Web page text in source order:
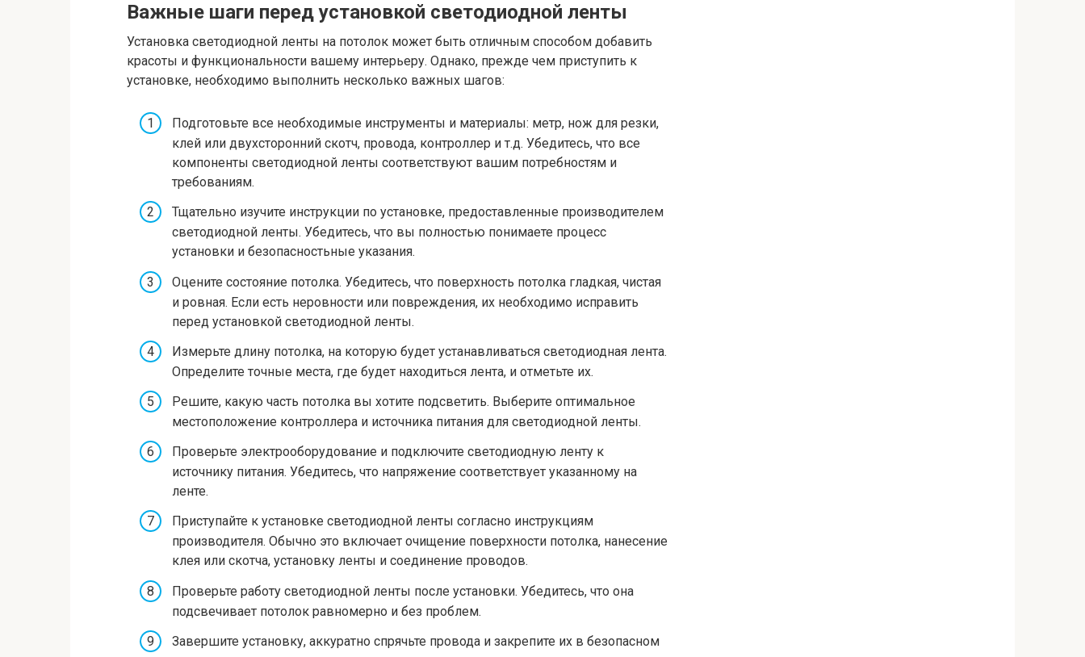
Важные шаги перед установкой светодиодной ленты
Установка светодиодной ленты на потолок может быть отличным способом добавить
красоты и функциональности вашему интерьеру. Однако, прежде чем приступить к
установке, необходимо выполнить несколько важных шагов:
Подготовьте все необходимые инструменты и материалы: метр, нож для резки,
клей или двухсторонний скотч, провода, контроллер и т.д. Убедитесь, что все
компоненты светодиодной ленты соответствуют вашим потребностям и
требованиям.
Тщательно изучите инструкции по установке, предоставленные производителем
светодиодной ленты. Убедитесь, что вы полностью понимаете процесс
установки и безопасностьные указания.
Оцените состояние потолка. Убедитесь, что поверхность потолка гладкая, чистая
и ровная. Если есть неровности или повреждения, их необходимо исправить
перед установкой светодиодной ленты.
Измерьте длину потолка, на которую будет устанавливаться светодиодная лента.
Определите точные места, где будет находиться лента, и отметьте их.
Решите, какую часть потолка вы хотите подсветить. Выберите оптимальное
местоположение контроллера и источника питания для светодиодной ленты.
Проверьте электрооборудование и подключите светодиодную ленту к
источнику питания. Убедитесь, что напряжение соответствует указанному на
ленте.
Приступайте к установке светодиодной ленты согласно инструкциям
производителя. Обычно это включает очищение поверхности потолка, нанесение
клея или скотча, установку ленты и соединение проводов.
Проверьте работу светодиодной ленты после установки. Убедитесь, что она
подсвечивает потолок равномерно и без проблем.
Завершите установку, аккуратно спрячьте провода и закрепите их в безопасном